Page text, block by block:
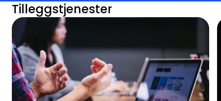
Tilleggstjenester